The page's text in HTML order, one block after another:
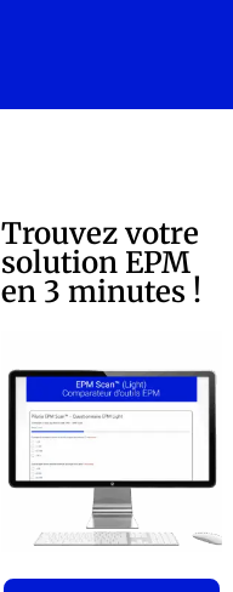
Trouvez votre
solution EPM
en 3 minutes !